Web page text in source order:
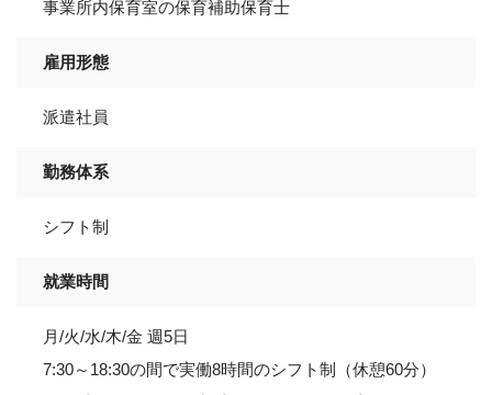
事業所内保育室の保育補助保育士
雇用形態
派遣社員
勤務体系
シフト制
就業時間
月/火/水/木/金 週5日
7:30～18:30の間で実働8時間のシフト制（休憩60分）